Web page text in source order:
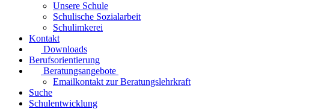
Unsere Schule
Schulische Sozialarbeit
Schulimkerei
Kontakt
Downloads
Berufsorientierung
Beratungsangebote
Emailkontakt zur Beratungslehrkraft
Suche
Schulentwicklung